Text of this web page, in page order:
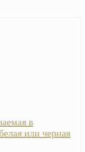
в
или черная